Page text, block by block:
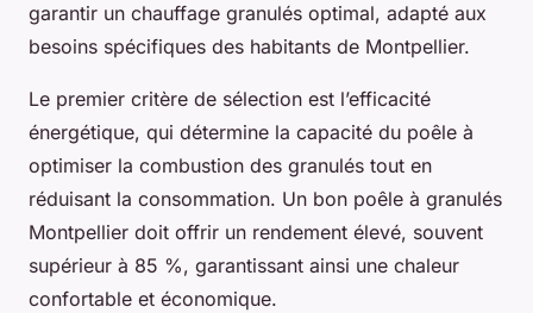
garantir un chauffage granulés optimal, adapté aux
besoins spécifiques des habitants de Montpellier.
Le premier critère de sélection est l’efficacité
énergétique, qui détermine la capacité du poêle à
optimiser la combustion des granulés tout en
réduisant la consommation. Un bon poêle à granulés
Montpellier doit offrir un rendement élevé, souvent
supérieur à 85 %, garantissant ainsi une chaleur
confortable et économique.